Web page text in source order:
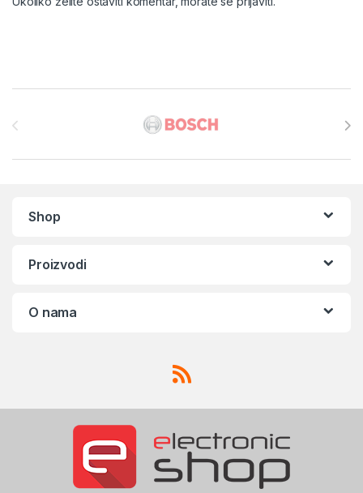
Shop
Proizvodi
O nama